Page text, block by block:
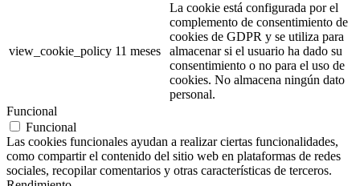
view_cookie_policy 11 meses
La cookie está configurada por el
complemento de consentimiento de
cookies de GDPR y se utiliza para
almacenar si el usuario ha dado su
consentimiento o no para el uso de
cookies. No almacena ningún dato
personal.
Funcional
Funcional
Las cookies funcionales ayudan a realizar ciertas funcionalidades,
como compartir el contenido del sitio web en plataformas de redes
sociales, recopilar comentarios y otras características de terceros.